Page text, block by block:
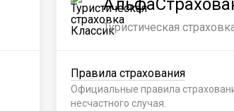
Туристическая
Правила страхования
Официальные правила
несчастного случая.